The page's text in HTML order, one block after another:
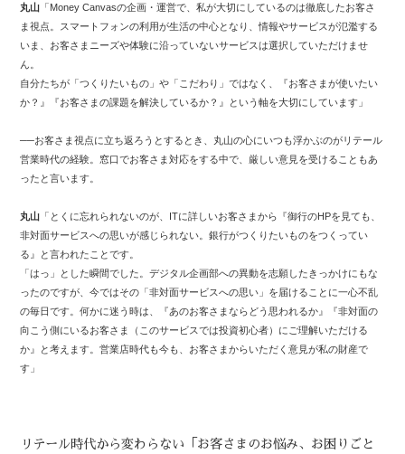
丸山 「Money Canvasの企画・運営で、私が大切にしているのは徹底したお客さ
ま視点。スマートフォンの利用が生活の中心となり、情報やサービスが氾濫する
いま、お客さまニーズや体験に沿っていないサービスは選択していただけませ
ん。
自分たちが「つくりたいもの」や「こだわり」ではなく、『お客さまが使いたい
か？』『お客さまの課題を解決しているか？』という軸を大切にしています」
──お客さま視点に立ち返ろうとするとき、丸山の心にいつも浮かぶのがリテール
営業時代の経験。窓口でお客さま対応をする中で、厳しい意見を受けることもあ
ったと言います。
丸山 「とくに忘れられないのが、ITに詳しいお客さまから『御行のHPを見ても、
非対面サービスへの思いが感じられない。銀行がつくりたいものをつくってい
る』と言われたことです。
「はっ」とした瞬間でした。デジタル企画部への異動を志願したきっかけにもな
ったのですが、今ではその「非対面サービスへの思い」を届けることに一心不乱
の毎日です。何かに迷う時は、『あのお客さまならどう思われるか』『非対面の
向こう側にいるお客さま（このサービスでは投資初心者）にご理解いただける
か』と考えます。営業店時代も今も、お客さまからいただく意見が私の財産で
す」
リテール時代から変わらない「お客さまのお悩み、お困りごと